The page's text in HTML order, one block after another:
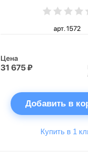
арт. 1572
Цена
31 675 ₽
Добавить в
Купить в 1